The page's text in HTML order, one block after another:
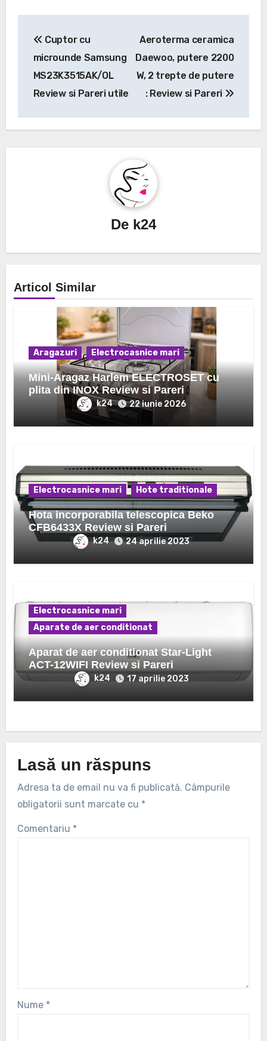
în
articole
Cuptor cu
microunde Samsung
MS23K3515AK/OL
Review si Pareri utile
Aeroterma ceramica
Daewoo, putere 2200
W, 2 trepte de putere
: Review si Pareri
De k24
Articol Similar
Aragazuri Electrocasnice mari
Mini-Aragaz Harlem ELECTROSET cu
plita din INOX Review si Pareri
k24 22 iunie 2026
Electrocasnice mari Hote traditionale
Hota incorporabila telescopica Beko
CFB6433X Review si Pareri
k24 24 aprilie 2023
Electrocasnice mari
Aparate de aer conditionat
Aparat de aer conditionat Star-Light
ACT-12WIFI Review si Pareri
k24 17 aprilie 2023
Lasă un răspuns
Adresa ta de email nu va fi publicată. Câmpurile
obligatorii sunt marcate cu *
Comentariu *
Nume *